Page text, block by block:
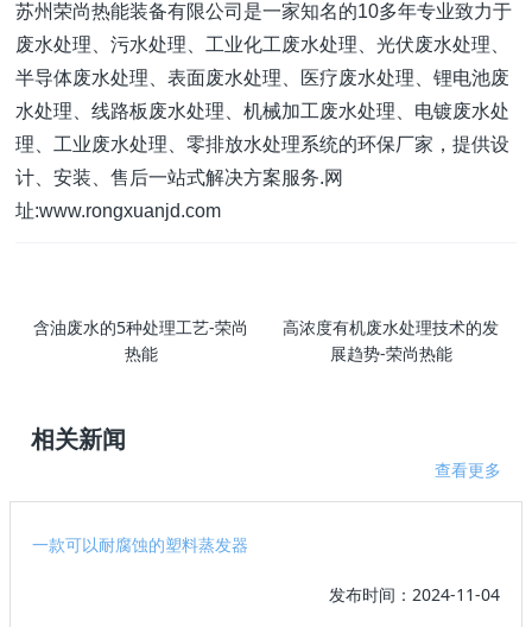
苏州荣尚热能装备有限公司是一家知名的10多年专业致力于
废水处理、污水处理、工业化工废水处理、光伏废水处理、
半导体废水处理、表面废水处理、医疗废水处理、锂电池废
水处理、线路板废水处理、机械加工废水处理、电镀废水处
理、工业废水处理、零排放水处理系统的环保厂家，提供设
计、安装、售后一站式解决方案服务.网
址:www.rongxuanjd.com
含油废水的5种处理工艺-荣尚
热能
高浓度有机废水处理技术的发
展趋势-荣尚热能
相关新闻
查看更多
一款可以耐腐蚀的塑料蒸发器
发布时间：2024-11-04